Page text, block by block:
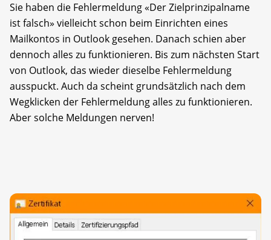
Sie haben die Fehlermeldung «Der Zielprinzipalname
ist falsch» vielleicht schon beim Einrichten eines
Mailkontos in Outlook gesehen. Danach schien aber
dennoch alles zu funktionieren. Bis zum nächsten Start
von Outlook, das wieder dieselbe Fehlermeldung
ausspuckt. Auch da scheint grundsätzlich nach dem
Wegklicken der Fehlermeldung alles zu funktionieren.
Aber solche Meldungen nerven!